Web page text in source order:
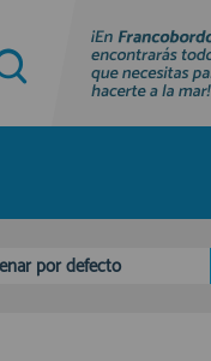
podrás
y
por defecto